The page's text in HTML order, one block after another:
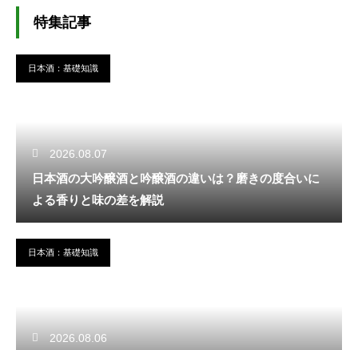
特集記事
日本酒：基礎知識
2026.08.07
日本酒の大吟醸酒と吟醸酒の違いは？磨きの度合いに
よる香りと味の差を解説
日本酒：基礎知識
2026.08.06